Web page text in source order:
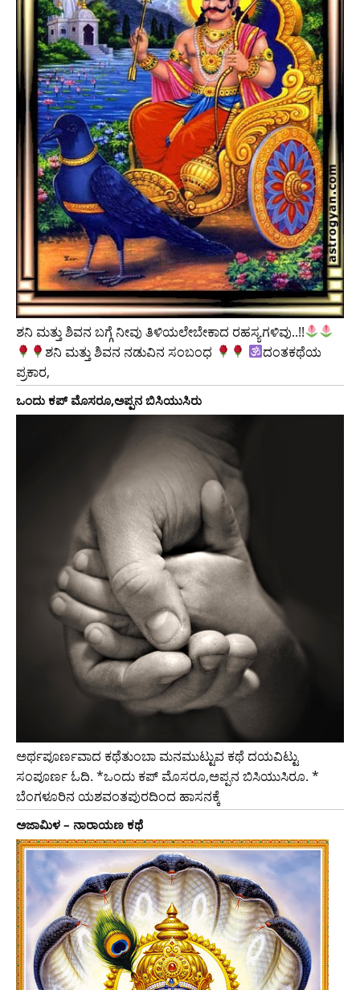
ಶನಿ ಮತ್ತು ಶಿವನ ಬಗ್ಗೆ ನೀವು ತಿಳಿಯಲೇಬೇಕಾದ ರಹಸ್ಯಗಳಿವು..!!
ಶನಿ ಮತ್ತು ಶಿವನ ನಡುವಿನ ಸಂಬಂಧ
ದಂತಕಥೆಯ
ಪ್ರಕಾರ,
ಒಂದು ಕಪ್ ಮೊಸರೂ,ಅಪ್ಪನ ಬಿಸಿಯುಸಿರು
ಅರ್ಥಪೂರ್ಣವಾದ ಕಥೆತುಂಬಾ ಮನಮುಟ್ಟುವ ಕಥೆ ದಯವಿಟ್ಟು
ಸಂಪೂರ್ಣ ಓದಿ. *ಒಂದು ಕಪ್ ಮೊಸರೂ,ಅಪ್ಪನ ಬಿಸಿಯುಸಿರೂ. *
ಬೆಂಗಳೂರಿನ ಯಶವಂತಪುರದಿಂದ ಹಾಸನಕ್ಕೆ
ಅಜಾಮಿಳ – ನಾರಾಯಣ ಕಥೆ